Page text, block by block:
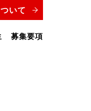
いて
募集要項